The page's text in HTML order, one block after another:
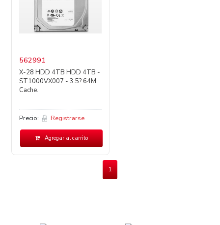
562991
X-28 HDD 4TB HDD 4TB -
ST1000VX007 - 3.5? 64M
Cache.
Precio: Registrarse
Agregar al carrito
1